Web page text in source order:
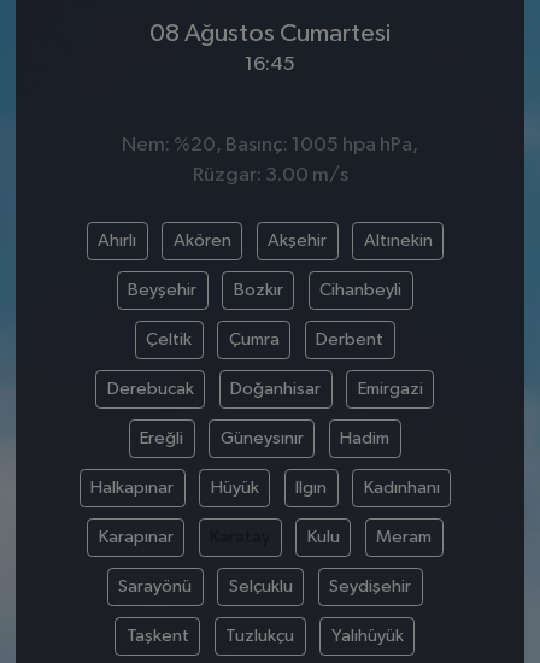
08 Ağustos Cumartesi
16:45
Nem: %20, Basınç: 1005 hpa hPa,
Rüzgar: 3.00 m/s
Ahırlı Akören Akşehir Altınekin
Beyşehir Bozkır Cihanbeyli
Çeltik Çumra Derbent
Derebucak Doğanhisar Emirgazi
Ereğli Güneysınır Hadim
Halkapınar Hüyük Ilgın Kadınhanı
Karapınar Kulu Meram
Sarayönü Selçuklu Seydişehir
Taşkent Tuzlukçu Yalıhüyük